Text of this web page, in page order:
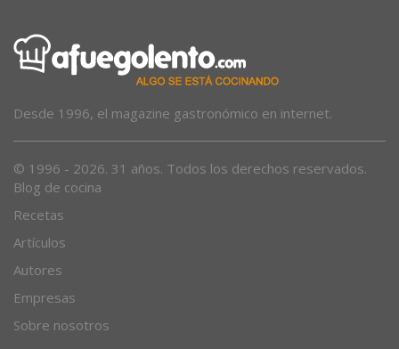
Blog de cocina
Recetas
Artículos
Autores
Empresas